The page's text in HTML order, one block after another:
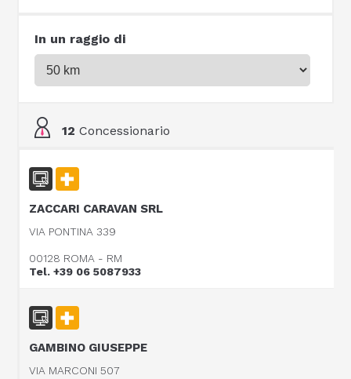
In un raggio di
12 Concessionario
ZACCARI CARAVAN SRL
VIA PONTINA 339
00128 ROMA - RM
Tel. +39 06 5087933
GAMBINO GIUSEPPE
VIA MARCONI 507